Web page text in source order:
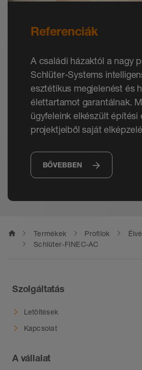
Referenciák
A családi házaktól a nagy
Schlüter-Systems
esztétikus megjelenést és
élettartamot garantálnak.
ügyfeleink elkészült építési
projektjeiből saját
BŐVEBBEN
home Termékek Profilok
Schlüter-FINEC-AC
Szolgáltatás
Letöltések
Kapcsolat
A vállalat